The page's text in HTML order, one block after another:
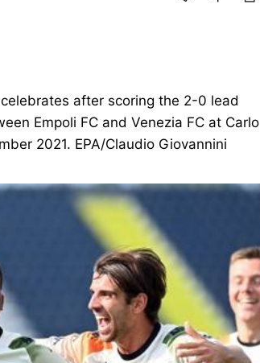
after scoring the 2-0 lead
Empoli FC and Venezia FC at Carlo
2021. EPA/Claudio Giovannini